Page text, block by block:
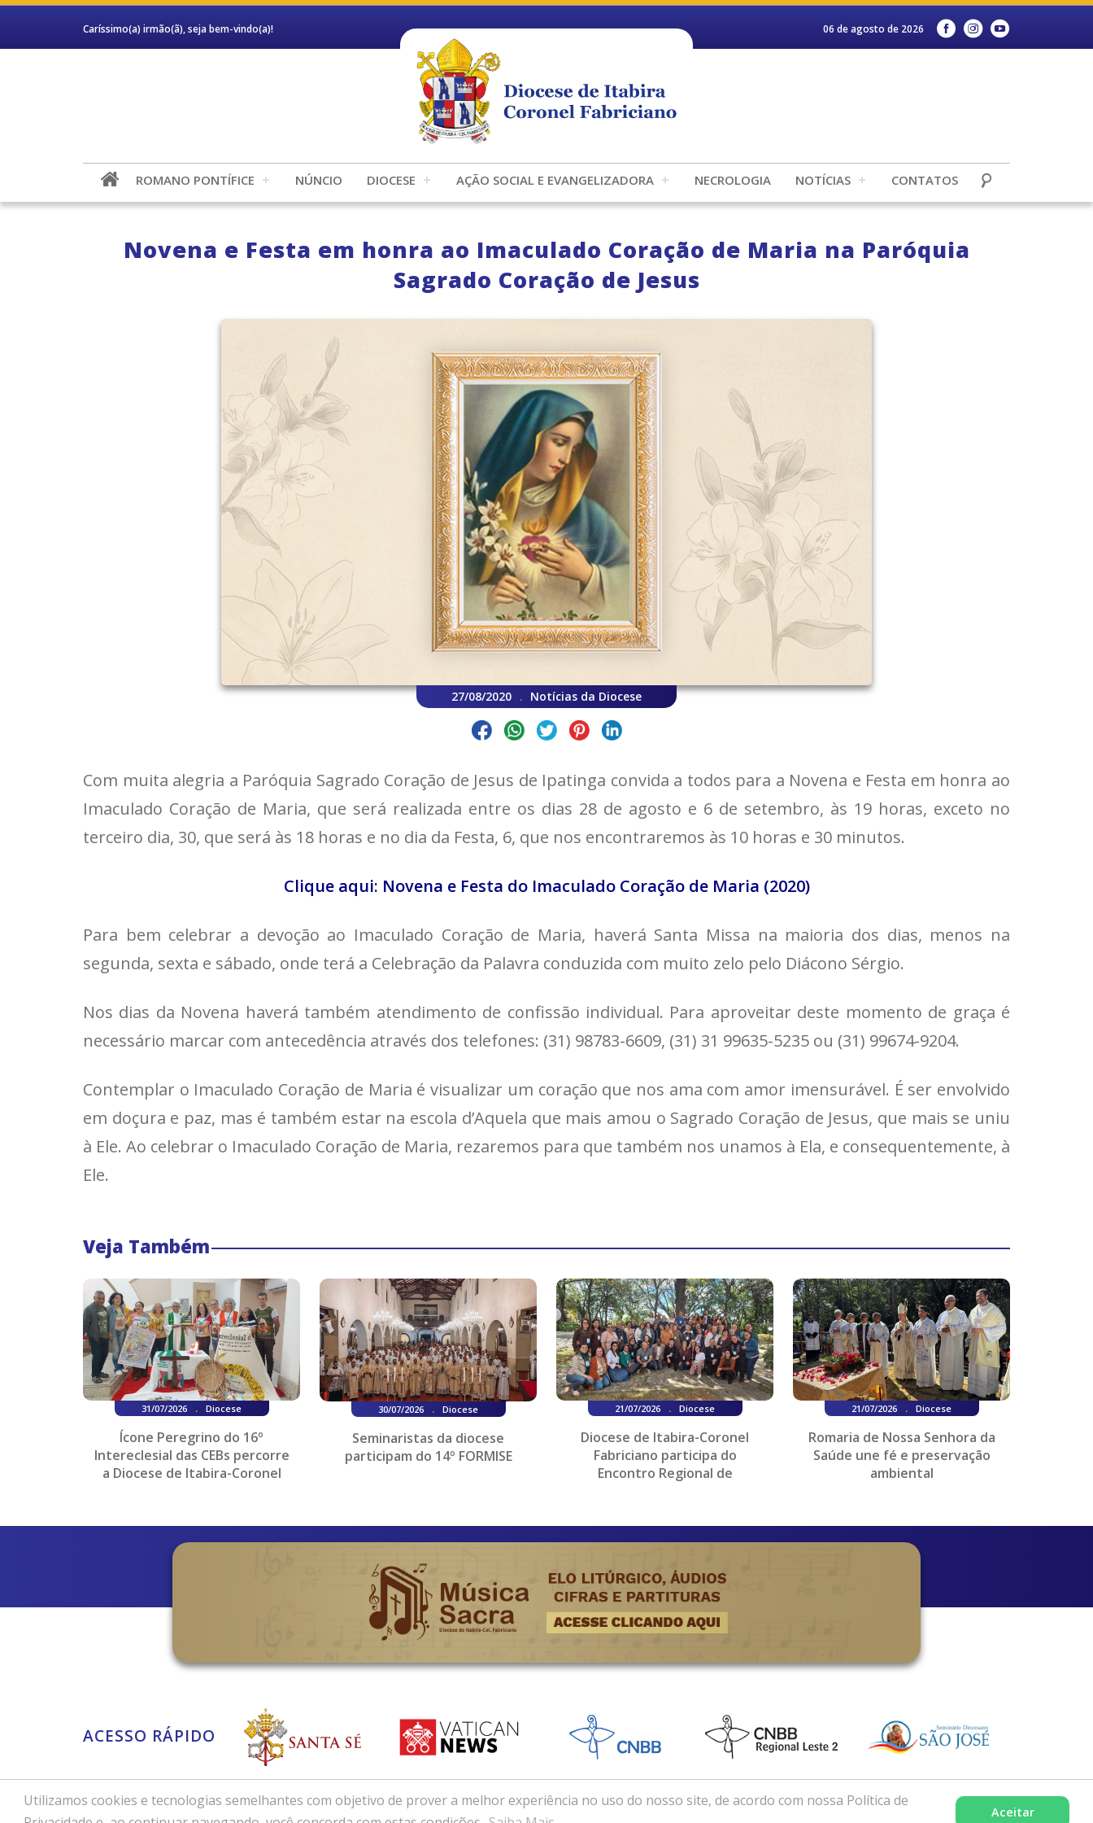
Utilizamos cookies e tecnologias semelhantes com objetivo de prover a melhor experiência no uso do nosso site, de acordo com nossa Política de
Aceitar
Caríssimo(a) irmão(ã), seja bem-vindo(a)! 06 de agosto de 2026
ROMANO PONTÍFICE NÚNCIO DIOCESE AÇÃO SOCIAL E EVANGELIZADORA NECROLOGIA NOTÍCIAS CONTATOS
Novena e Festa em honra ao Imaculado Coração de Maria na Paróquia
Sagrado Coração de Jesus
27/08/2020 . Notícias da Diocese
Com muita alegria a Paróquia Sagrado Coração de Jesus de Ipatinga convida a todos para a Novena e Festa em honra ao
Imaculado Coração de Maria, que será realizada entre os dias 28 de agosto e 6 de setembro, às 19 horas, exceto no
terceiro dia, 30, que será às 18 horas e no dia da Festa, 6, que nos encontraremos às 10 horas e 30 minutos.
Clique aqui: Novena e Festa do Imaculado Coração de Maria (2020)
Para bem celebrar a devoção ao Imaculado Coração de Maria, haverá Santa Missa na maioria dos dias, menos na
segunda, sexta e sábado, onde terá a Celebração da Palavra conduzida com muito zelo pelo Diácono Sérgio.
Nos dias da Novena haverá também atendimento de confissão individual. Para aproveitar deste momento de graça é
necessário marcar com antecedência através dos telefones: (31) 98783-6609, (31) 31 99635-5235 ou (31) 99674-9204.
Contemplar o Imaculado Coração de Maria é visualizar um coração que nos ama com amor imensurável. É ser envolvido
em doçura e paz, mas é também estar na escola d’Aquela que mais amou o Sagrado Coração de Jesus, que mais se uniu
à Ele. Ao celebrar o Imaculado Coração de Maria, rezaremos para que também nos unamos à Ela, e consequentemente, à
Ele.
Veja Também
31/07/2026 . Diocese
Ícone Peregrino do 16º
Intereclesial das CEBs percorre
a Diocese de Itabira-Coronel
30/07/2026 . Diocese
Seminaristas da diocese
participam do 14º FORMISE
21/07/2026 . Diocese
Diocese de Itabira-Coronel
Fabriciano participa do
Encontro Regional de
21/07/2026 . Diocese
Romaria de Nossa Senhora da
Saúde une fé e preservação
ambiental
ACESSO RÁPIDO
Copyright © 2026 - Diocese de Itabira-Coronel Fabriciano (MG) . Desenvolvido com excelência por